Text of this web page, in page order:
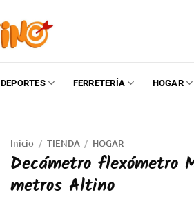
DEPORTES FERRETERÍA HOGAR
Inicio / TIENDA / HOGAR
Decámetro flexómetro
metros Altino